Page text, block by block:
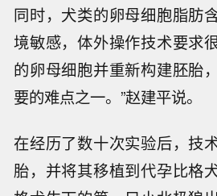
同时，犬类的卵母细胞脂肪
境敏感，体外操作技术要求
的卵母细胞并重新构建胚胎
要的难点之一。”赵建平说。
在经历了数十次实验后，技
胎，并将其移植到代孕比格